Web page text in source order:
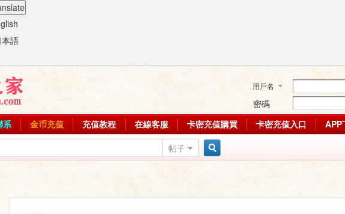
本語
用戶名
密碼
系 金币充值 充值教程 在線客服 卡密充值購買 卡密充值入口
APP
帖子